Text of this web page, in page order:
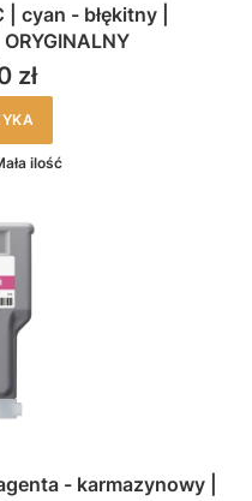
cyan - błękitny |
zł
ilość
- karmazynowy |